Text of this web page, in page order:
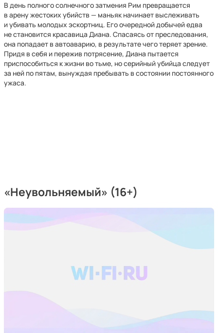
В день полного солнечного затмения Рим превращается
в арену жестоких убийств — маньяк начинает выслеживать
и убивать молодых эскортниц. Его очередной добычей едва
не становится красавица Диана. Спасаясь от преследования,
она попадает в автоаварию, в результате чего теряет зрение.
Придя в себя и пережив потрясение, Диана пытается
приспособиться к жизни во тьме, но серийный убийца следует
за ней по пятам, вынуждая пребывать в состоянии постоянного
ужаса.
«Неувольняемый» (16+)